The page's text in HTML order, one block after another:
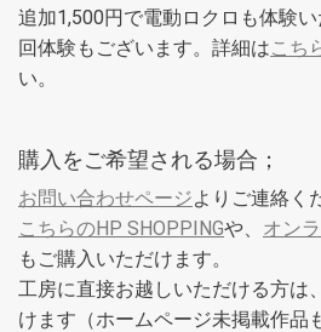
追加1,500円で電動ロクロも体験
回体験もございます。詳細はこち
い。
購入をご希望される場合；
お問い合わせページよりご連絡く
こちらのHP SHOPPINGや、 オン
もご購入いただけます。
工房に直接お越しいただける方は
けます（ホームページ未掲載作品